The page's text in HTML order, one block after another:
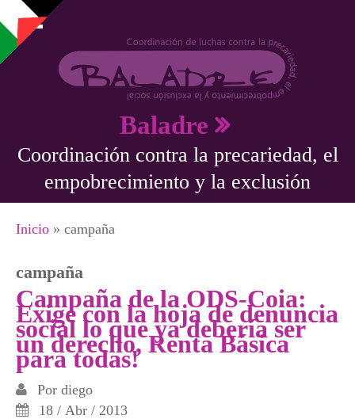
Pasar al contenido principal
Baladre
Coordinación contra la precariedad, el
empobrecimiento y la exclusión
Se encuentra usted aquí
Inicio » campaña
campaña
Campaña de la ODS-Coia:
Exige con la hoja de denuncia
social lo que ya debería ser
un derecho, Renta Básica
para todas!
Por diego
18 / Abr / 2013